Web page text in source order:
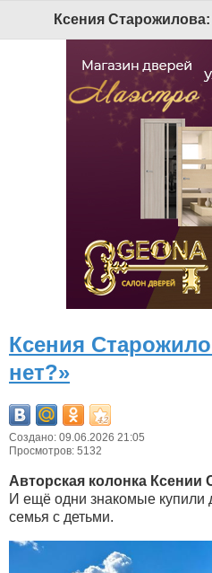
Ксения
нет?»
Создано: 09.06.2026 21:05
Просмотров: 5132
Авторская колонка Ксении
И ещё одни знакомые купили
семья с детьми.